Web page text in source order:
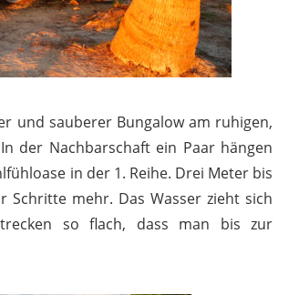
und sauberer Bungalow am ruhigen,
der Nachbarschaft ein Paar hängen
in der 1. Reihe. Drei Meter bis
Schritte mehr. Das Wasser zieht sich
so flach, dass man bis zur